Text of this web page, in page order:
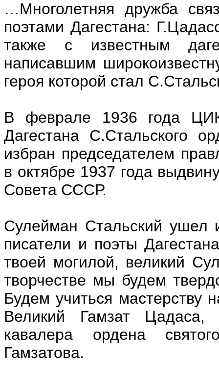
…Многолетняя дружба
поэтами Дагестана:
также с известным
написавшим
героя которой стал
В феврале 1936 года
Дагестана С.Стальского
избран председателем
в октябре 1937 года
Совета СССР.
Сулейман Стальский ушел
писатели и поэты
твоей могилой, великий
творчестве мы будем
Будем учиться мастерству
Великий Гамзат Цадаса,
кавалера ордена
Гамзатова.